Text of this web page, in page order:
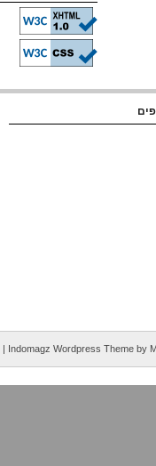
Indomagz Wordpress Theme by
|